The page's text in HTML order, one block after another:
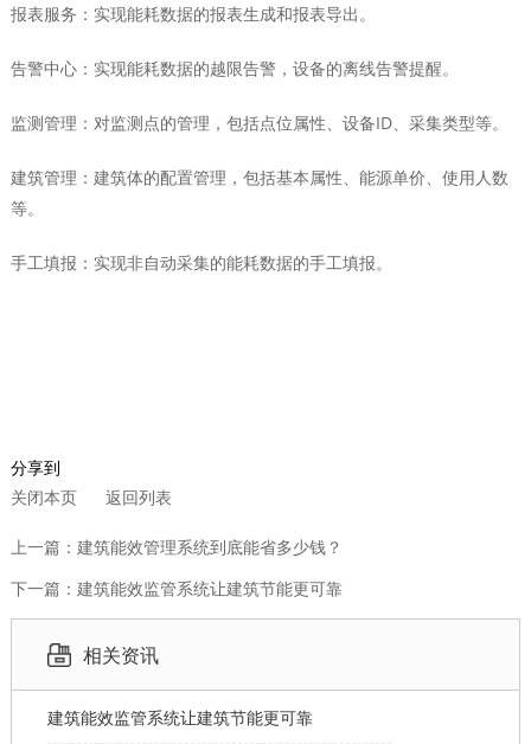
报表服务：实现能耗数据的报表生成和报表导出。
告警中心：实现能耗数据的越限告警，设备的离线告警提醒。
监测管理：对监测点的管理，包括点位属性、设备ID、采集类型等。
建筑管理：建筑体的配置管理，包括基本属性、能源单价、使用人数
等。
手工填报：实现非自动采集的能耗数据的手工填报。
分享到
关闭本页
返回列表
上一篇：建筑能效管理系统到底能省多少钱？
下一篇：建筑能效监管系统让建筑节能更可靠
相关资讯
建筑能效监管系统让建筑节能更可靠